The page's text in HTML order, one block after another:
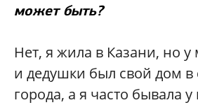
может быть?
Нет, я жила в Казани, но
и дедушки был свой дом в
города, а я часто бывала у